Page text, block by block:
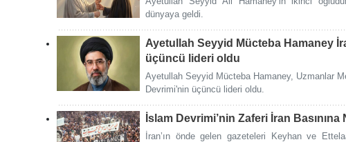
dünyaya geldi.
Ayetullah Seyyid Mücteba Hamaney
üçüncü lideri oldu
Ayetullah Seyyid Mücteba Hamaney, Uzmanlar
Devrimi'nin üçüncü lideri oldu.
İslam Devrimi’nin Zaferi İran Basınına
İran’ın önde gelen gazeteleri Keyhan ve